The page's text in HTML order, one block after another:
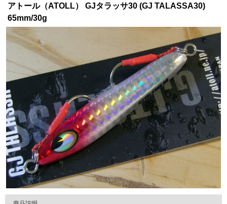
アトール（ATOLL） GJタラッサ30 (GJ TALASSA30)
65mm/30g